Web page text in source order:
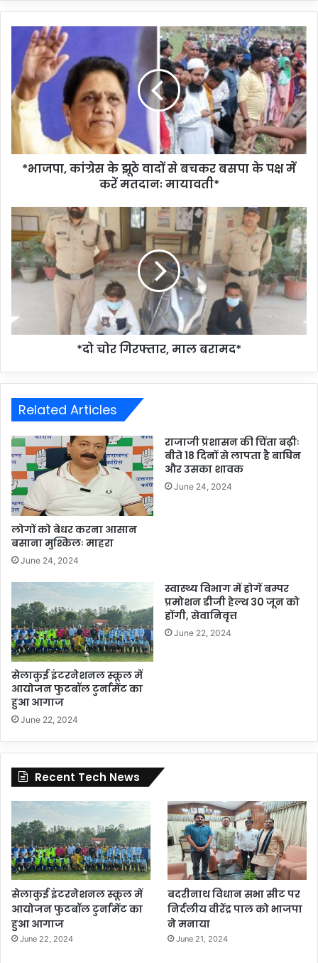
*भाजपा, कांग्रेस के झूठे वादों से बचकर बसपा के पक्ष में
करें मतदानः मायावती*
*दो चोर गिरफ्तार, माल बरामद*
Related Articles
लोगों को बेधर करना आसान
बसाना मुश्किलः माहरा
June 24, 2024
राजाजी प्रशासन की चिंता बढ़ीः
बीते 18 दिनों से लापता है बाघिन
और उसका शावक
June 24, 2024
सेलाकुई इंटरनेशनल स्कूल में
आयोजन फुटबॉल टुर्नामेंट का
हुआ आगाज
June 22, 2024
स्वास्थ्य विभाग में होगें बम्पर
प्रमोशन डीजी हेल्थ 30 जून को
होंगी, सेवानिवृत्त
June 22, 2024
Recent Tech News
सेलाकुई इंटरनेशनल स्कूल में
आयोजन फुटबॉल टुर्नामेंट का
हुआ आगाज
June 22, 2024
बदरीनाथ विधान सभा सीट पर
निर्दलीय वीरेंद्र पाल को भाजपा
ने मनाया
June 21, 2024